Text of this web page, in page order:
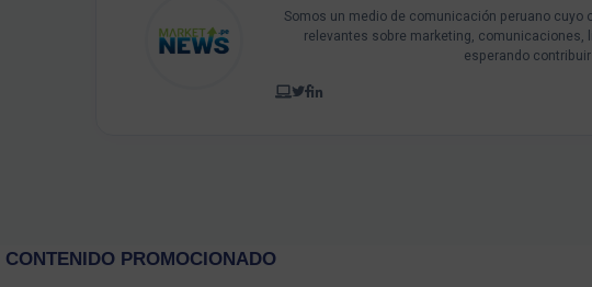
Somos un medio de comunicación peruano
relevantes sobre marketing, comunicaciones,
esperando